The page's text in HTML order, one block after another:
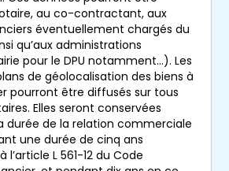
au co-contractant, aux
éventuellement chargés du
qu’aux administrations
pour le DPU notamment…). Les
de géolocalisation des biens à
pourront être diffusés sur tous
Elles seront conservées
durée de la relation commerciale
une durée de cinq ans
L 561-12 du Code